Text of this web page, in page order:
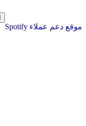
موقع دعم عملاء Spotify